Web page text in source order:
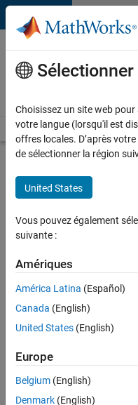
Passer au contenu
Votre
carrière
chez
Accueil Explorer nos
d’autres
offres
Senior
Software
Quality
Engineer
maintenant
Poste:
Choisissez un site web
votre langue (lorsqu'il est
offres locales. D’après
de sélectionner la région
United States
Vous pouvez également
suivante :
Amériques
América Latina (Español)
Canada (English)
United States (English)
Europe
Belgium (English)
Denmark (English)